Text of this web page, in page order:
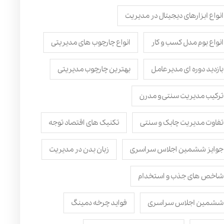
انواع ابزارهای دیجیتال در مدیریت
انواع بوم مدل کسب‌ و کار انواع چارچوب های مدیریتی
بازدید دوره ای مدیرعامل بهترین چارچوب مدیریتی
ترکیب مدیریت سنتی و مدرن
تفاوت مدیریت چابک و سنتی تکنیک های اقتصاد توجه
جوایز ششمین اجلاس سراسری زبان بدن در مدیریت
شاخص های جذب و استخدام
ششمین اجلاس سراسری فواید چرخه دمینگ